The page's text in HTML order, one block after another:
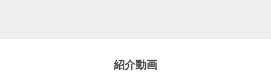
紹介動画